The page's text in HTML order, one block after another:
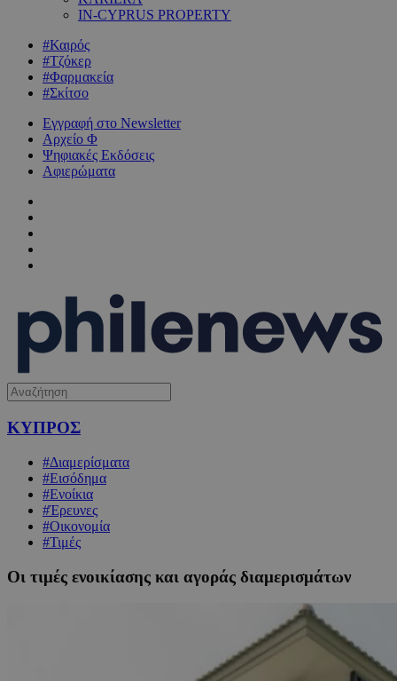
IN-CYPRUS PROPERTY
#Καιρός
#Τζόκερ
#Φαρμακεία
#Σκίτσο
Εγγραφή στο Newsletter
Αρχείο Φ
Ψηφιακές Εκδόσεις
Αφιερώματα
ΚΥΠΡΟΣ
#Διαμερίσματα
#Εισόδημα
#Ενοίκια
#Έρευνες
#Οικονομία
#Τιμές
Οι τιμές ενοικίασης και αγοράς διαμερισμάτων